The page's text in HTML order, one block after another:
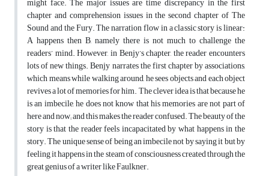
chapter and comprehension issues in the second chapter of The
Sound and the Fury. The narration flow in a classic story is linear:
A happens then B, namely there is not much to challenge the
readers’ mind. However, in Benjy’s chapter, the reader encounters
lots of new things. Benjy narrates the first chapter by associations,
which means while walking around, he sees objects and each object
revives a lot of memories for him. The clever idea is that because he
is an imbecile, he does not know that his memories are not part of
here and now; and this makes the reader confused. The beauty of the
story is that the reader feels incapacitated by what happens in the
story. The unique sense of being an imbecile not by saying it but by
feeling it happens in the steam of consciousness created through the
great genius of a writer like Faulkner.